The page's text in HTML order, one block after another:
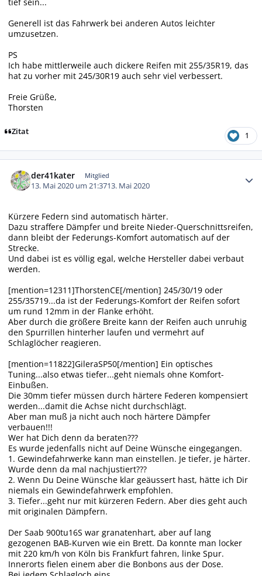
tief sein...
Generell ist das Fahrwerk bei anderen Autos leichter
umzusetzen.
PS
Ich habe mittlerweile auch dickere Reifen mit 255/35R19, das
hat zu vorher mit 245/30R19 auch sehr viel verbessert.
Freie Grüße,
Thorsten
Zitat 1
der41kater Mitglied
13. Mai 2020 um 21:3713. Mai 2020
Kürzere Federn sind automatisch härter.
Dazu straffere Dämpfer und breite Nieder-Querschnittsreifen,
dann bleibt der Federungs-Komfort automatisch auf der
Strecke.
Und dabei ist es völlig egal, welche Hersteller dabei verbaut
werden.
[mention=12311]ThorstenCE[/mention] 245/30/19 oder
255/35719...da ist der Federungs-Komfort der Reifen sofort
um rund 12mm in der Flanke erhöht.
Aber durch die größere Breite kann der Reifen auch unruhig
den Spurrillen hinterher laufen und vermehrt auf
Schlaglöcher reagieren.
[mention=11822]GileraSP50[/mention] Ein optisches
Tuning...also etwas tiefer...geht niemals ohne Komfort-
Einbußen.
Die 30mm tiefer müssen durch härtere Federen kompensiert
werden...damit die Achse nicht durchschlägt.
Aber man muß ja nicht auch noch härtere Dämpfer
verbauen!!!
Wer hat Dich denn da beraten???
Es wurde jedenfalls nicht auf Deine Wünsche eingegangen.
1. Gewindefahrwerke kann man einstellen. Je tiefer, je härter.
Wurde denn da mal nachjustiert???
2. Wenn Du Deine Wünsche klar geäussert hast, hätte ich Dir
niemals ein Gewindefahrwerk empfohlen.
3. Tiefer...geht nur mit kürzeren Federn. Aber dies geht auch
mit originalen Dämpfern.
Der Saab 900tu16S war granatenhart, aber auf lang
gezogenen BAB-Kurven wie ein Brett. Da konnte man locker
mit 220 km/h von Köln bis Frankfurt fahren, linke Spur.
Innerorts fielen einem aber die Bonbons aus der Dose.